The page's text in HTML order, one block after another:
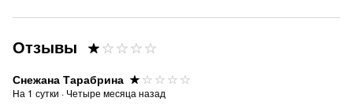
Отзывы
Снежана Тарабрина
На 1 сутки · Четыре месяца назад